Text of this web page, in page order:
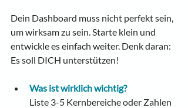
Dein Dashboard muss nicht perfekt sein,
um wirksam zu sein. Starte klein und
entwickle es einfach weiter. Denk daran:
Es soll DICH unterstützen!
Was ist wirklich wichtig?
Liste 3-5 Kernbereiche oder Zahlen